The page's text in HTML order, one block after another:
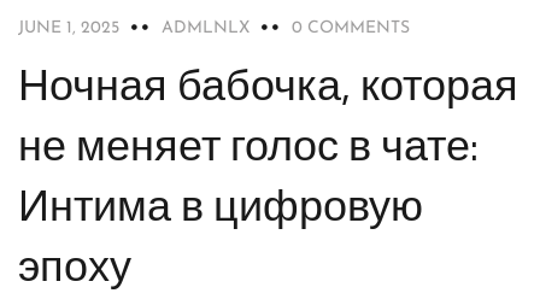
JUNE 1, 2025 ADMLNLX 0 COMMENTS
Ночная бабочка, которая
не меняет голос в чате:
Интима в цифровую
эпоху